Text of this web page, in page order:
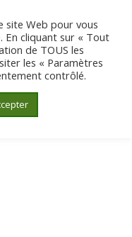
site Web pour vous
En cliquant sur « Tout
de TOUS les
les « Paramètres
contrôlé.